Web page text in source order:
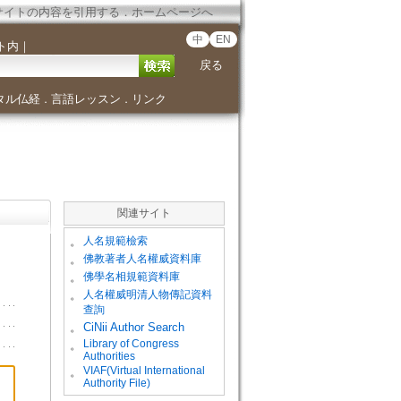
イトの内容を引用する．ホームページへ
内 ｜ 中 EN
戻る
ル仏経． 言語レッスン ． リンク
関連サイト
。 人名規範檢索
。 佛教著者人名權威資料庫
。 佛學名相規範資料庫
。
人名權威明清人物傳記資料
查詢
。
CiNii Author Search
。
Library of Congress
Authorities
。
VIAF(Virtual International
Authority File)